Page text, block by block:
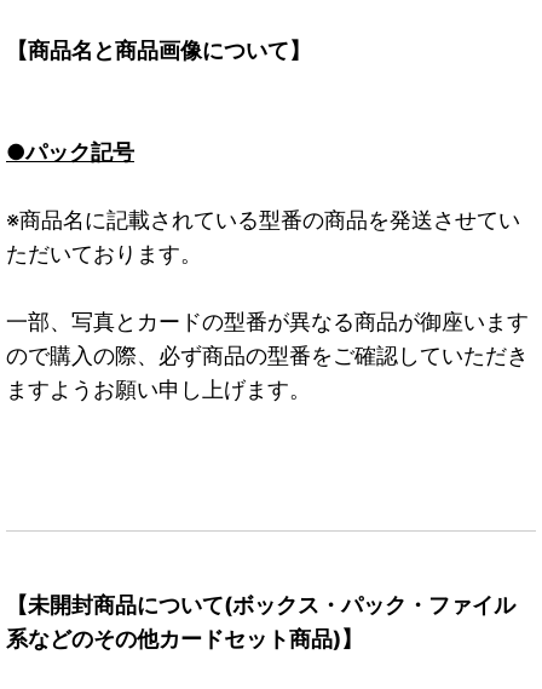
【商品名と商品画像について】
●パック記号
※商品名に記載されている型番の商品を発送させてい
ただいております。
一部、写真とカードの型番が異なる商品が御座います
ので購入の際、必ず商品の型番をご確認していただき
ますようお願い申し上げます。
【未開封商品について(ボックス・パック・ファイル
系などのその他カードセット商品)】